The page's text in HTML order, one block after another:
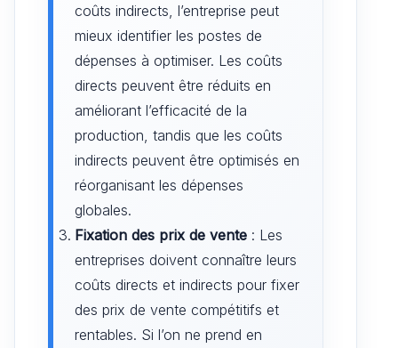
coûts indirects, l’entreprise peut
mieux identifier les postes de
dépenses à optimiser. Les coûts
directs peuvent être réduits en
améliorant l’efficacité de la
production, tandis que les coûts
indirects peuvent être optimisés en
réorganisant les dépenses
globales.
Fixation des prix de vente : Les
entreprises doivent connaître leurs
coûts directs et indirects pour fixer
des prix de vente compétitifs et
rentables. Si l’on ne prend en